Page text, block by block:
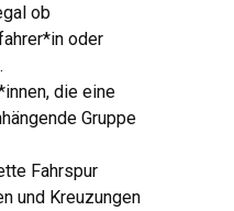
ob
oder
die eine
Gruppe
Fahrspur
und Kreuzungen